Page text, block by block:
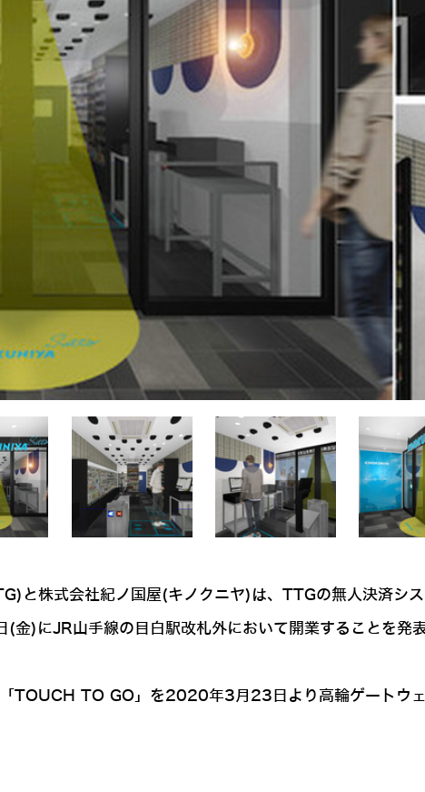
と株式会社紀ノ国屋(キノクニヤ)は、TTGの無人決済シ
)にJR山手線の目白駅改札外において開業することを発
TOUCH TO GO」を2020年3月23日より高輪ゲートウ